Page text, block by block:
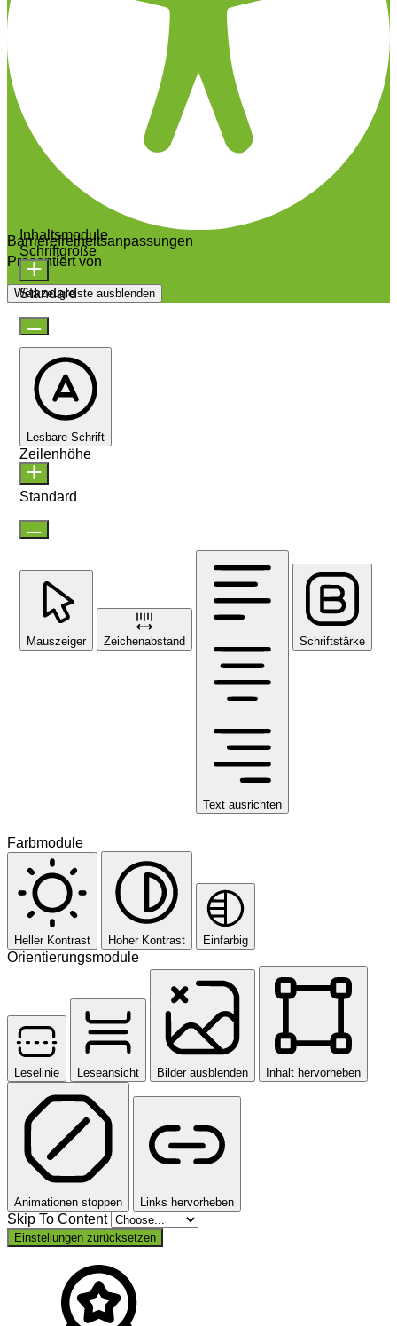
Barrierefreiheitsanpassungen
Präsentiert von
Werkzeugleiste ausblenden
Inhaltsmodule
Schriftgröße
Standard
Lesbare Schrift
Zeilenhöhe
Standard
Mauszeiger Zeichenabstand
Text ausrichten
Schriftstärke
Farbmodule
Heller Kontrast Hoher Kontrast Einfarbig
Orientierungsmodule
Leselinie Leseansicht Bilder ausblenden Inhalt hervorheben
Animationen stoppen Links hervorheben
Skip To Content
Einstellungen zurücksetzen